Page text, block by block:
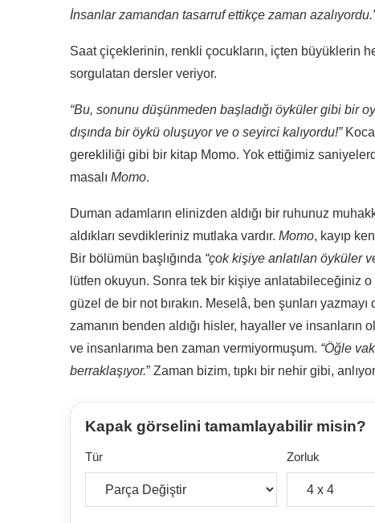
İnsanlar zamandan tasarruf ettikçe zaman
Saat çiçeklerinin, renkli çocukların, içten büyüklerin
sorgulatan dersler veriyor.
“Bu, sonunu düşünmeden başladığı öyküler gibi bir
dışında bir öykü oluşuyor ve o seyirci kalıyordu!”
gerekliliği gibi bir kitap Momo. Yok ettiğimiz
masalı Momo.
Duman adamların elinizden aldığı bir ruhunuz
aldıkları sevdikleriniz mutlaka vardır. Momo, kayıp
Bir bölümün başlığında “çok kişiye anlatılan öyküler
lütfen okuyun. Sonra tek bir kişiye anlatabileceğiniz
güzel de bir not bırakın. Meselâ, ben şunları
zamanın benden aldığı hisler, hayaller ve
ve insanlarıma ben zaman vermiyormuşum. “Öğle
berraklaşıyor.” Zaman bizim, tıpkı bir nehir gibi,
Kapak görselini tamamlayabilir misin?
Tür Zorluk